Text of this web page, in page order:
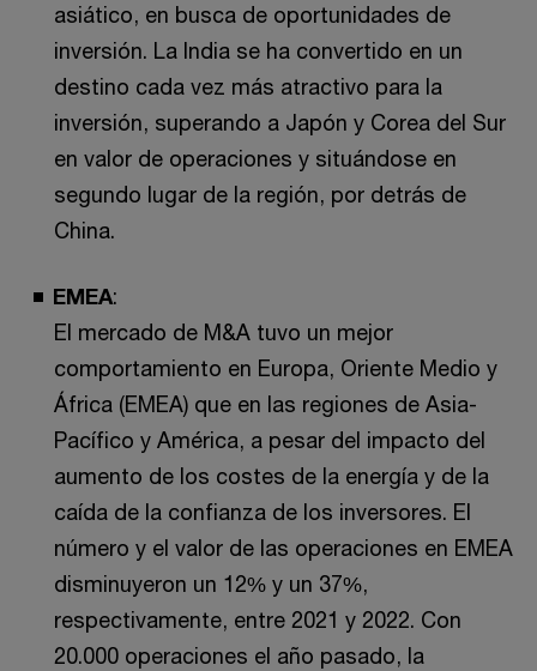
asiático, en busca de oportunidades de
inversión. La India se ha convertido en un
destino cada vez más atractivo para la
inversión, superando a Japón y Corea del Sur
en valor de operaciones y situándose en
segundo lugar de la región, por detrás de
China.
EMEA:
El mercado de M&A tuvo un mejor
comportamiento en Europa, Oriente Medio y
África (EMEA) que en las regiones de Asia-
Pacífico y América, a pesar del impacto del
aumento de los costes de la energía y de la
caída de la confianza de los inversores. El
número y el valor de las operaciones en EMEA
disminuyeron un 12% y un 37%,
respectivamente, entre 2021 y 2022. Con
20.000 operaciones el año pasado, la